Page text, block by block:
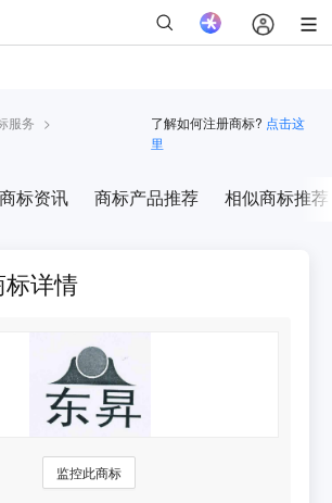
服务 >
了解如何注册商标? 点击这
里
标资讯 商标产品推荐 相似商标推荐
标详情
监控此商标